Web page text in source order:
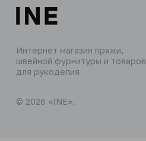
Интернет магазин пряжи,
швейной фурнитуры и товаров
для рукоделия
© 2026 «INE».